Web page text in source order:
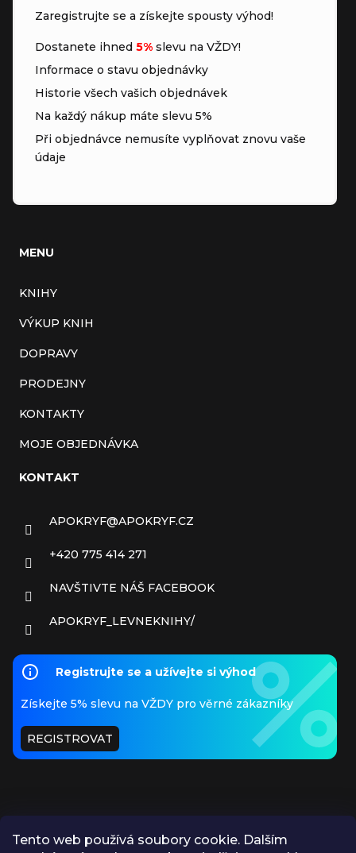
Tento web používá soubory cookie. Dalším
Zaregistrujte se a získejte spousty výhod!
Dostanete ihned 5% slevu na VŽDY!
Informace o stavu objednávky
Historie všech vašich objednávek
Na každý nákup máte slevu 5%
Při objednávce nemusíte vyplňovat znovu vaše
údaje
MENU
KNIHY
VÝKUP KNIH
DOPRAVY
PRODEJNY
KONTAKTY
MOJE OBJEDNÁVKA
KONTAKT
APOKRYF@APOKRYF.CZ
+420 775 414 271
NAVŠTIVTE NÁŠ FACEBOOK
APOKRYF_LEVNEKNIHY/
Registrujte se a užívejte si výhod
Získejte 5% slevu na VŽDY pro věrné zákazníky
REGISTROVAT